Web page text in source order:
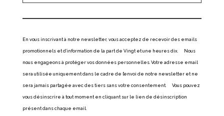
En vous inscrivant à notre newsletter, vous acceptez de recevoir des emails
promotionnels et d’information de la part de Vingt et une heures dix. Nous
nous engageons à protéger vos données personnelles. Votre adresse email
sera utilisée uniquement dans le cadre de l’envoi de notre newsletter et ne
sera jamais partagée avec des tiers sans votre consentement. Vous pouvez
vous désinscrire à tout moment en cliquant sur le lien de désinscription
présent dans chaque email.